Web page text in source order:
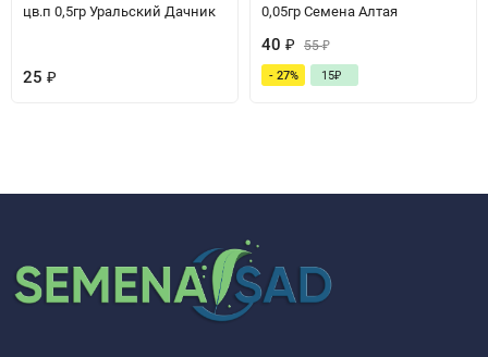
цв.п 0,5гр Уральский Дачник
25 ₽
0,05гр Семена Алтая
40 ₽ 55₽
- 27% 15₽